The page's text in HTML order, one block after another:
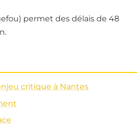
permet des délais de 48
critique à Nantes